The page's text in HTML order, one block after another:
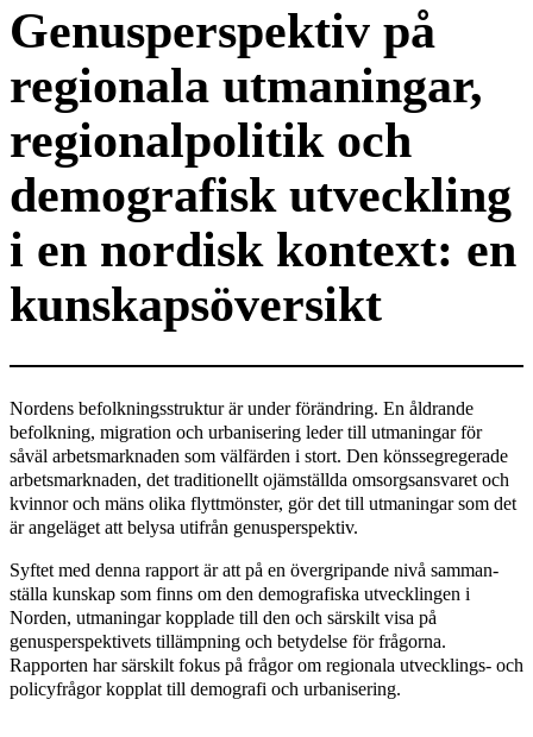
Genusperspektiv på
regionala utmaningar,
regionalpolitik och
demografisk utveckling
i en nordisk kontext: en
kunskapsöversikt
Nordens befolkningsstruktur är under förändring. En åldrande
befolkning, migration och urbanisering leder till utmaningar för
såväl arbetsmarknaden som välfärden i stort. Den könssegregerade
ar­betsmarknaden, det traditionellt ojämställda omsorgsansvaret och
kvinnor och mäns olika flyttmönster, gör det till utmaningar som det
är angeläget att belysa utifrån genusperspektiv.
Syftet med denna rapport är att på en övergripande nivå samman­
ställa kunskap som finns om den demografiska utvecklingen i
Norden, utmaningar kopplade till den och särskilt visa på
genusperspektivets tillämpning och betydelse för frågorna.
Rapporten har särskilt fokus på frågor om regionala utvecklings- och
policyfrågor kopplat till demo­grafi och urbanisering.